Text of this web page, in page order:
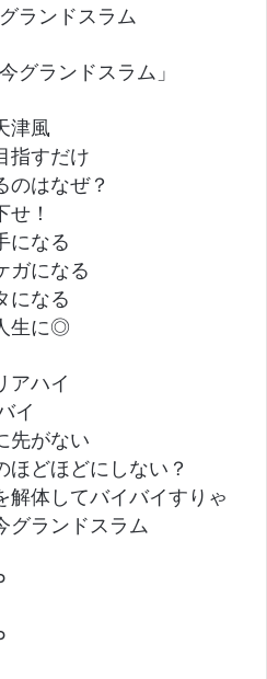
ランドスラム
グランドスラム」
津風
指すだけ
のはなぜ？
！
になる
ガになる
になる
生に◎
アハイ
イ
先がない
どほどにしない？
解体してバイバイすりゃ
グランドスラム